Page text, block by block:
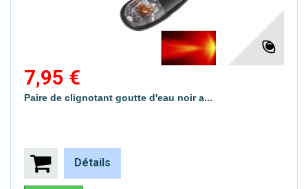
7,95 €
Paire de clignotant goutte d'eau noir a...
Détails